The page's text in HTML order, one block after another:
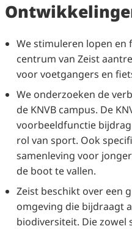
We stimuleren lopen en
centrum van Zeist
voor voetgangers en
We onderzoeken de
de KNVB campus. De
voorbeeldfunctie
rol van sport. Ook
samenleving voor
de boot te vallen.
Zeist beschikt over een
omgeving die bijdraagt
biodiversiteit. Die zowel